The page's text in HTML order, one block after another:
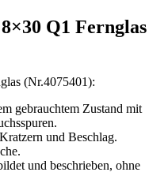
Q1 Fernglas
(Nr.4075401):
gebrauchtem Zustand mit
und Beschlag.
und beschrieben, ohne